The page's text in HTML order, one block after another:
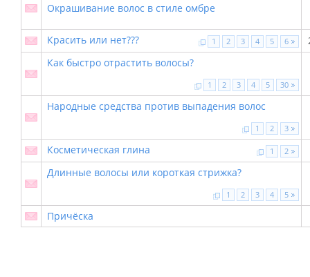
Окрашивание волос в стиле омбре
Красить или нет??? 1 2 3 4 5 6
Как быстро отрастить волосы?
1 2 3 4 5 30
Народные средства против выпадения волос
1 2 3
Косметическая глина 1 2
Длинные волосы или короткая стрижка?
1 2 3 4 5
Причёска